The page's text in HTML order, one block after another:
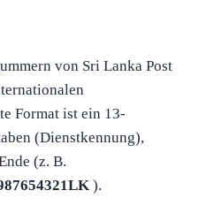
von Sri Lanka Post
Format ist ein 13-
(Dienstkennung),
(z. B.
).